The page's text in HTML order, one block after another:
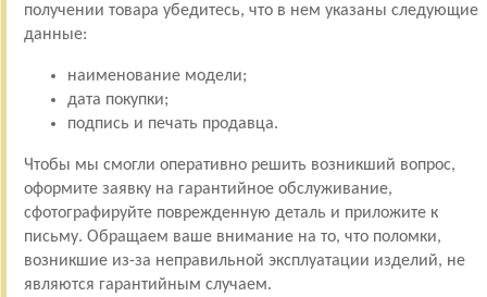
получении товара убедитесь, что в нем указаны следующие
данные:
наименование модели;
дата покупки;
подпись и печать продавца.
Чтобы мы смогли оперативно решить возникший вопрос,
оформите заявку на гарантийное обслуживание,
сфотографируйте поврежденную деталь и приложите к
письму. Обращаем ваше внимание на то, что поломки,
возникшие из-за неправильной эксплуатации изделий, не
являются гарантийным случаем.